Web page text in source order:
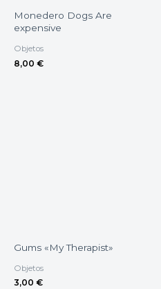
Monedero Dogs Are
expensive
Objetos
8,00 €
Gums «My Therapist»
Objetos
3,00 €